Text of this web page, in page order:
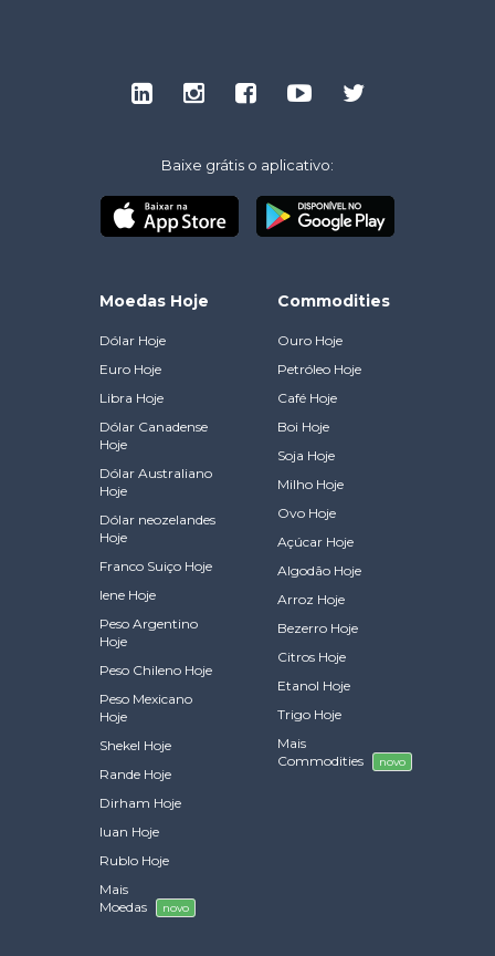
Baixe grátis o aplicativo:
Moedas Hoje
Dólar Hoje
Euro Hoje
Libra Hoje
Dólar Canadense
Hoje
Dólar Australiano
Hoje
Dólar neozelandes
Hoje
Franco Suiço Hoje
Iene Hoje
Peso Argentino
Hoje
Peso Chileno Hoje
Peso Mexicano
Hoje
Shekel Hoje
Rande Hoje
Dirham Hoje
Iuan Hoje
Rublo Hoje
Mais
Moedas
novo
Commodities
Ouro Hoje
Petróleo Hoje
Café Hoje
Boi Hoje
Soja Hoje
Milho Hoje
Ovo Hoje
Açúcar Hoje
Algodão Hoje
Arroz Hoje
Bezerro Hoje
Citros Hoje
Etanol Hoje
Trigo Hoje
Mais
Commodities
novo